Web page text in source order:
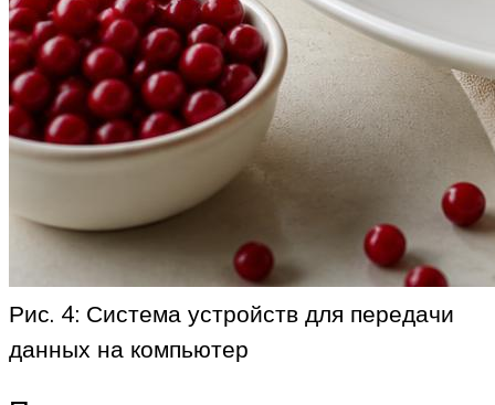
Рис. 4: Система устройств для передачи
данных на компьютер